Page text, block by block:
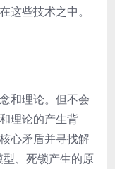
这些技术之中。
和理论。但不会
理论的产生背
心矛盾并寻找解
型、死锁产生的原